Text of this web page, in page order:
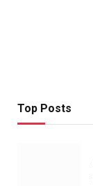
Top Posts